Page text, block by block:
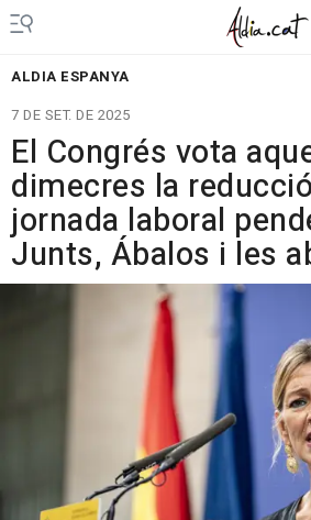
ALDIA ESPANYA
7 DE SET. DE 2025
El Congrés vota
dimecres la
jornada laboral
Junts, Ábalos i les